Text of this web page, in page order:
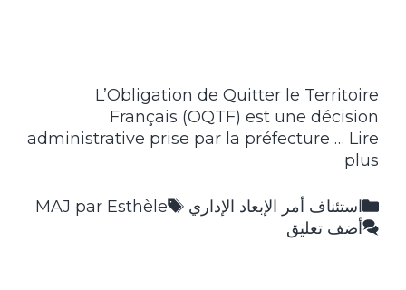
L’Obligation de Quitter le Territoire
Français (OQTF) est une décision
administrative prise par la préfecture … Lire
plus
التصنيفات
استئناف أمر الإبعاد الإداري الوسوم
MAJ par Esthèle
أضف تعليق